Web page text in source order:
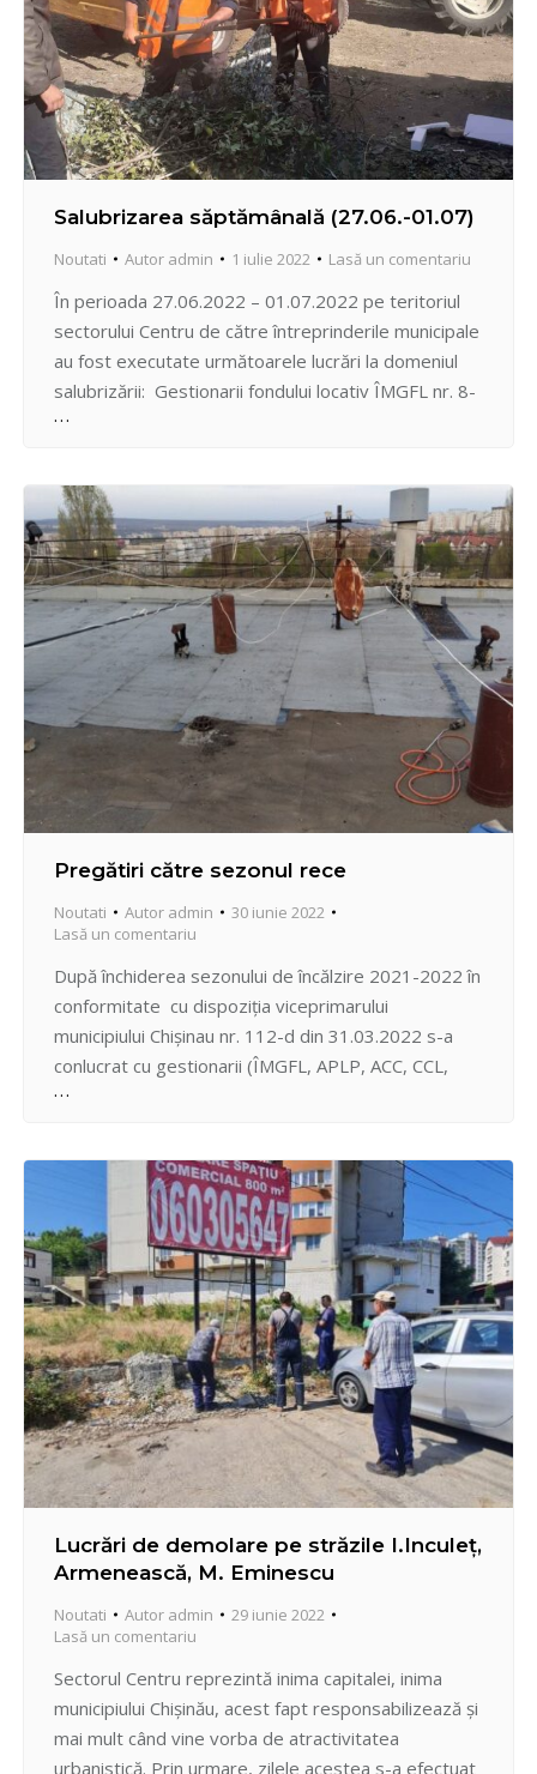
Salubrizarea săptămânală (27.06.-01.07)
Noutati Autor admin 1 iulie 2022 Lasă un comentariu
În perioada 27.06.2022 – 01.07.2022 pe teritoriul
sectorului Centru de către întreprinderile municipale
au fost executate următoarele lucrări la domeniul
salubrizării: Gestionarii fondului locativ ÎMGFL nr. 8-
12: evacuarea anvelopelor uzate din sector cosirea
resturilor vegetale str. Gh. Asachi, str. Academiei,
str. Bulgară, str. 31 August 1989, str. Ismail,…
Pregătiri către sezonul rece
Noutati Autor admin
30 iunie 2022
Lasă un comentariu
După închiderea sezonului de încălzire 2021-2022 în
conformitate cu dispoziția viceprimarului
municipiului Chișinau nr. 112-d din 31.03.2022 s-a
conlucrat cu gestionarii (ÎMGFL, APLP, ACC, CCL,
Fond departamental) pentru a fi executate lucrările
2022-2023, unde urmează sa fie pregătite spre
conectare la agentul termic: – 240 blocuri…
Lucrări de demolare pe străzile I.Inculeț,
Armenească, M. Eminescu
Noutati Autor admin
29 iunie 2022
Lasă un comentariu
Sectorul Centru reprezintă inima capitalei, inima
municipiului Chișinău, acest fapt responsabilizează și
mai mult când vine vorba de atractivitatea
urbanistică. Prin urmare, zilele acestea s-a efectuat